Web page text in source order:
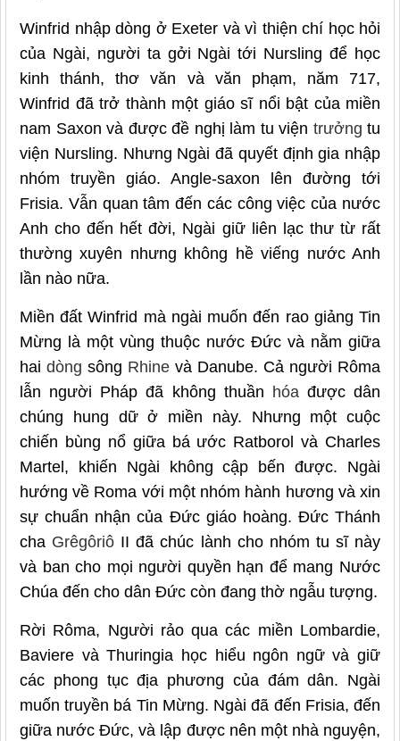
Winfrid nhập dòng ở Exeter và vì thiện chí học hỏi
của Ngài, người ta gởi Ngài tới Nursling để học
kinh thánh, thơ văn và văn phạm, năm 717,
Winfrid đã trở thành một giáo sĩ nổi bật của miền
nam Saxon và được đề nghị làm tu viện trưởng tu
viện Nursling. Nhưng Ngài đã quyết định gia nhập
nhóm truyền giáo. Angle-saxon lên đường tới
Frisia. Vẫn quan tâm đến các công việc của nước
Anh cho đến hết đời, Ngài giữ liên lạc thư từ rất
thường xuyên nhưng không hề viếng nước Anh
lần nào nữa.
Miền đất Winfrid mà ngài muốn đến rao giảng Tin
Mừng là một vùng thuộc nước Đức và nằm giữa
hai dòng sông Rhine và Danube. Cả người Rôma
lẫn người Pháp đã không thuần hóa được dân
chúng hung dữ ở miền này. Nhưng một cuộc
chiến bùng nổ giữa bá ước Ratborol và Charles
Martel, khiến Ngài không cập bến được. Ngài
hướng về Roma với một nhóm hành hương và xin
sự chuẩn nhận của Đức giáo hoàng. Đức Thánh
cha Grêgôriô II đã chúc lành cho nhóm tu sĩ này
và ban cho mọi người quyền hạn để mang Nước
Chúa đến cho dân Đức còn đang thờ ngẫu tượng.
Rời Rôma, Người rảo qua các miền Lombardie,
Baviere và Thuringia học hiểu ngôn ngữ và giữ
các phong tục địa phương của đám dân. Ngài
muốn truyền bá Tin Mừng. Ngài đã đến Frisia, đến
giữa nước Đức, và lập được nên một nhà nguyện,